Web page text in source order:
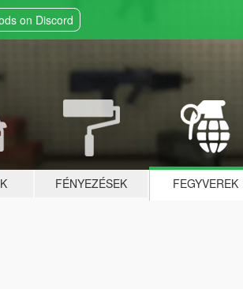
on Discord
FÉNYEZÉSEK FEGYVEREK